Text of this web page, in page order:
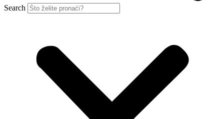
Search